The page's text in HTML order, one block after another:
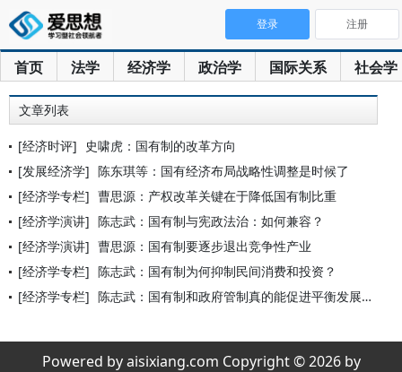
首页 法学 经济学 政治学 国际关系 社会学
登录 注册
文章列表
[经济时评]
史啸虎：国有制的改革方向
[发展经济学] 陈东琪等：国有经济布局战略性调整是时候了
[经济学专栏] 曹思源：产权改革关键在于降低国有制比重
[经济学演讲] 陈志武：国有制与宪政法治：如何兼容？
[经济学演讲] 曹思源：国有制要逐步退出竞争性产业
[经济学专栏] 陈志武：国有制为何抑制民间消费和投资？
[经济学专栏] 陈志武：国有制和政府管制真的能促进平衡发展吗？
Powered by aisixiang.com Copyright © 2026 by